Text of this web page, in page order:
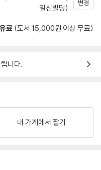
일신빌딩)
변경
유료 (도서 15,000원 이상 무료)
니다.
내 가게에서 팔기